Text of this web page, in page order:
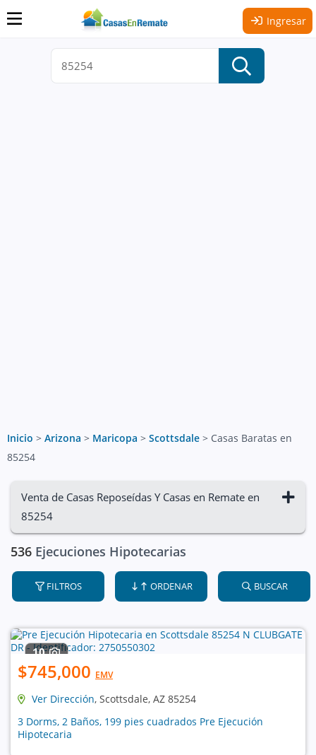
Ingresar
Inicio > Arizona > Maricopa > Scottsdale > Casas Baratas en
85254
Venta de Casas Reposeídas Y Casas en Remate en
85254
536 Ejecuciones Hipotecarias
FILTROS ORDENAR BUSCAR
10
$745,000 EMV
Ver Dirección, Scottsdale, AZ 85254
3 Dorms, 2 Baños, 199 pies cuadrados Pre Ejecución
Hipotecaria